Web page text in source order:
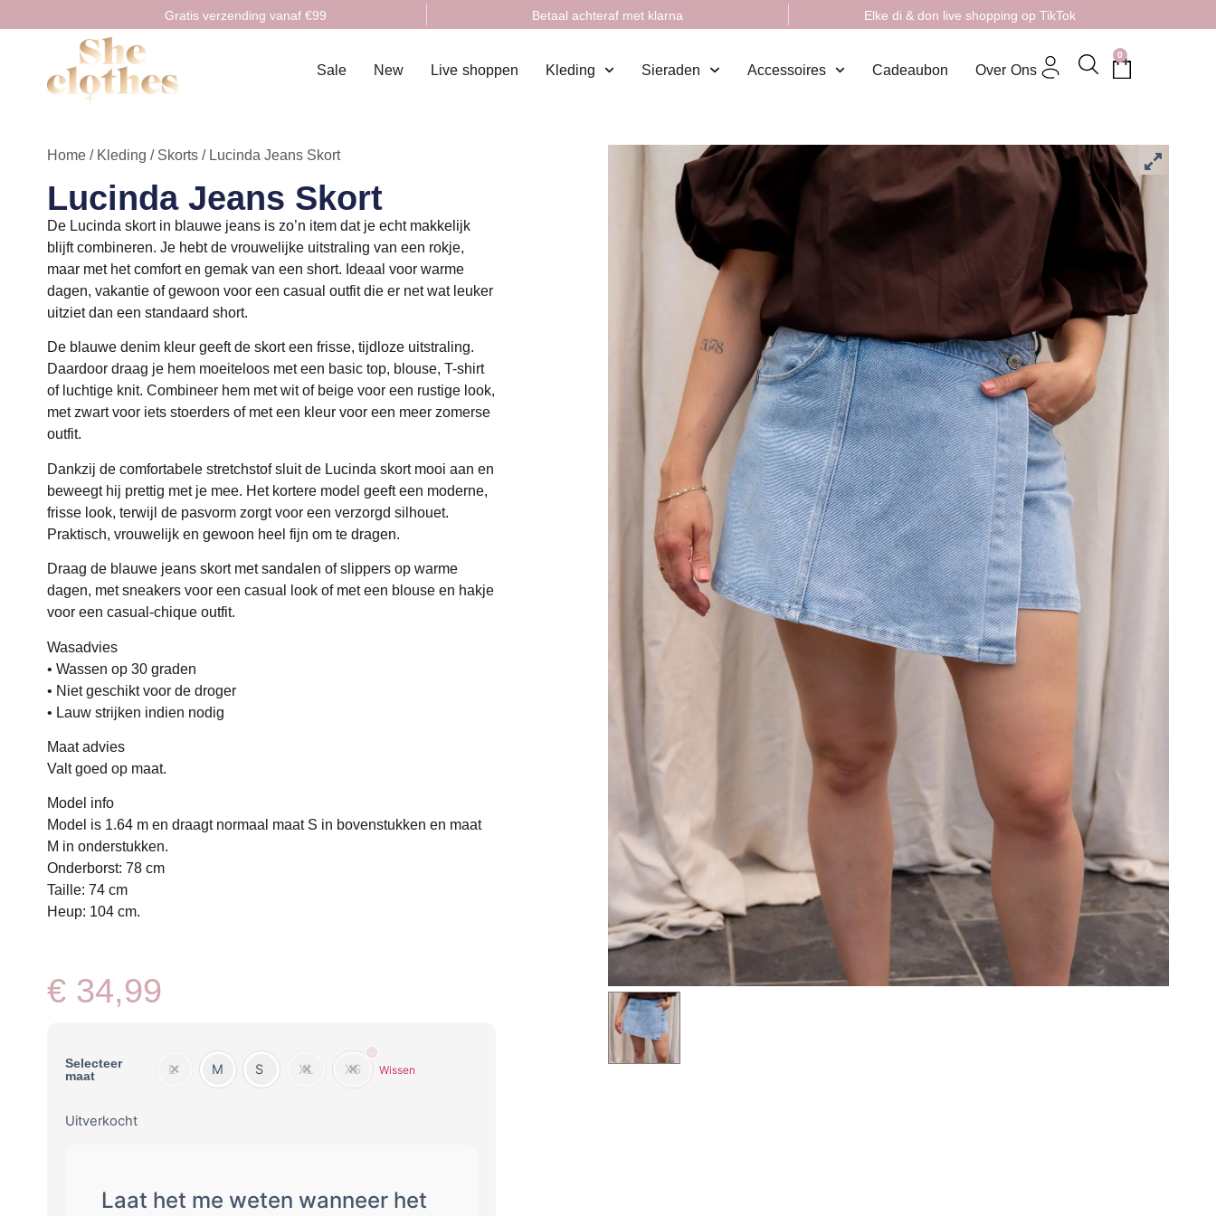
Gratis verzending vanaf €99 Betaal achteraf met klarna Elke di & don live shopping op TikTok
Sale New Live shoppen Kleding Sieraden Accessoires Cadeaubon Over Ons
0
Home / Kleding / Skorts / Lucinda Jeans Skort
Lucinda Jeans Skort
De Lucinda skort in blauwe jeans is zo’n item dat je echt makkelijk
blijft combineren. Je hebt de vrouwelijke uitstraling van een rokje,
maar met het comfort en gemak van een short. Ideaal voor warme
dagen, vakantie of gewoon voor een casual outfit die er net wat leuker
uitziet dan een standaard short.
De blauwe denim kleur geeft de skort een frisse, tijdloze uitstraling.
Daardoor draag je hem moeiteloos met een basic top, blouse, T-shirt
of luchtige knit. Combineer hem met wit of beige voor een rustige look,
met zwart voor iets stoerders of met een kleur voor een meer zomerse
outfit.
Dankzij de comfortabele stretchstof sluit de Lucinda skort mooi aan en
beweegt hij prettig met je mee. Het kortere model geeft een moderne,
frisse look, terwijl de pasvorm zorgt voor een verzorgd silhouet.
Praktisch, vrouwelijk en gewoon heel fijn om te dragen.
Draag de blauwe jeans skort met sandalen of slippers op warme
dagen, met sneakers voor een casual look of met een blouse en hakje
voor een casual-chique outfit.
Wasadvies
• Wassen op 30 graden
• Niet geschikt voor de droger
• Lauw strijken indien nodig
Maat advies
Valt goed op maat.
Model info
Model is 1.64 m en draagt normaal maat S in bovenstukken en maat
M in onderstukken.
Onderborst: 78 cm
Taille: 74 cm
Heup: 104 cm.
€ 34,99
Selecteer
maat
L M S XL XS Wissen
Uitverkocht
Laat het me weten wanneer het